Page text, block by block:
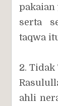
pakaian
serta
taqwa
2.
ahli